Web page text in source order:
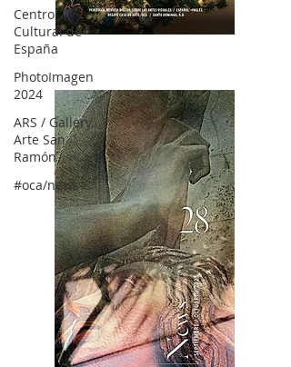
Centro
Cultural de
España
PhotoImagen
2024
ARS / Gallery,
Arte San
Ramón
#oca/news
OCA|News 28 / Noviembre-Diciembre, 2023